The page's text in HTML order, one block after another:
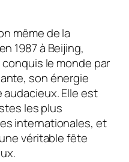
même de la
1987 à Beijing,
le monde par
son énergie
Elle est
les plus
internationales, et
véritable fête